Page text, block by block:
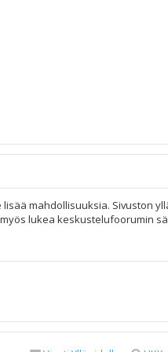
mahdollisuuksia. Sivuston
lukea keskustelufoorumin